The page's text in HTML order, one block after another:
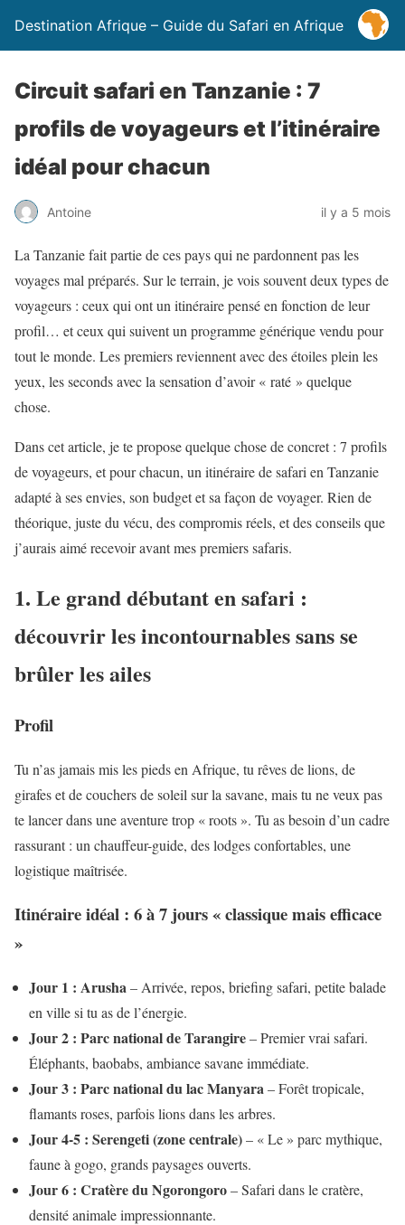
Destination Afrique – Guide du Safari en Afrique
Circuit safari en Tanzanie : 7
profils de voyageurs et l’itinéraire
idéal pour chacun
Antoine il y a 5 mois
La Tanzanie fait partie de ces pays qui ne pardonnent pas les
voyages mal préparés. Sur le terrain, je vois souvent deux types de
voyageurs : ceux qui ont un itinéraire pensé en fonction de leur
profil… et ceux qui suivent un programme générique vendu pour
tout le monde. Les premiers reviennent avec des étoiles plein les
yeux, les seconds avec la sensation d’avoir « raté » quelque
chose.
Dans cet article, je te propose quelque chose de concret : 7 profils
de voyageurs, et pour chacun, un itinéraire de safari en Tanzanie
adapté à ses envies, son budget et sa façon de voyager. Rien de
théorique, juste du vécu, des compromis réels, et des conseils que
j’aurais aimé recevoir avant mes premiers safaris.
1. Le grand débutant en safari :
découvrir les incontournables sans se
brûler les ailes
Profil
Tu n’as jamais mis les pieds en Afrique, tu rêves de lions, de
girafes et de couchers de soleil sur la savane, mais tu ne veux pas
te lancer dans une aventure trop « roots ». Tu as besoin d’un cadre
rassurant : un chauffeur-guide, des lodges confortables, une
logistique maîtrisée.
Itinéraire idéal : 6 à 7 jours « classique mais efficace
»
Jour 1 : Arusha– Arrivée, repos, briefing safari, petite balade
en ville si tu as de l’énergie.
Jour 2 : Parc national de Tarangire– Premier vrai safari.
Éléphants, baobabs, ambiance savane immédiate.
Jour 3 : Parc national du lac Manyara– Forêt tropicale,
flamants roses, parfois lions dans les arbres.
Jour 4-5 : Serengeti (zone centrale)– « Le » parc mythique,
faune à gogo, grands paysages ouverts.
Jour 6 : Cratère du Ngorongoro– Safari dans le cratère,
densité animale impressionnante.